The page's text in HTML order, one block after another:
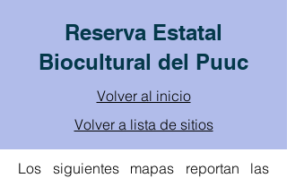
Reserva Estatal
Biocultural del Puuc
Volver al inicio
Volver a lista de sitios
Los siguientes mapas reportan las